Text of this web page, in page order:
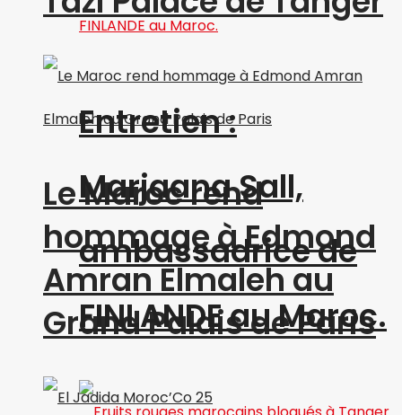
Le Maroc rend
hommage à Edmond
Amran Elmaleh au
Grand Palais de Paris
Entretien :
Marjaana Sall,
ambassadrice de
FINLANDE au Maroc.